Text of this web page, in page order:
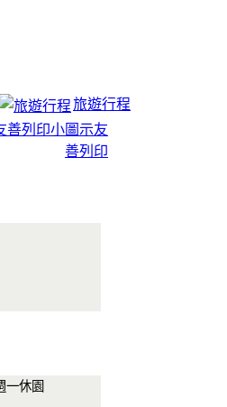
旅遊行程
友
善列印
一休園